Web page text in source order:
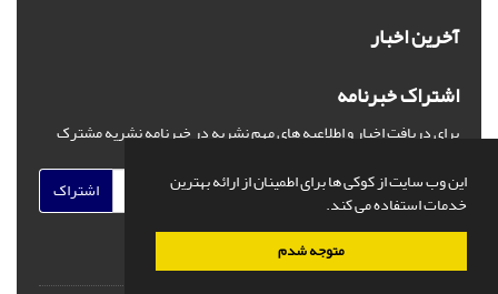
این وب سایت از کوکی ها برای اطمینان از ارائه بهترین
خدمات استفاده می کند.
متوجه شدم
آخرین اخبار
اشتراک خبرنامه
برای دریافت اخبار و اطلاعیه های مهم نشریه در خبرنامه نشریه مشترک
اشتراک